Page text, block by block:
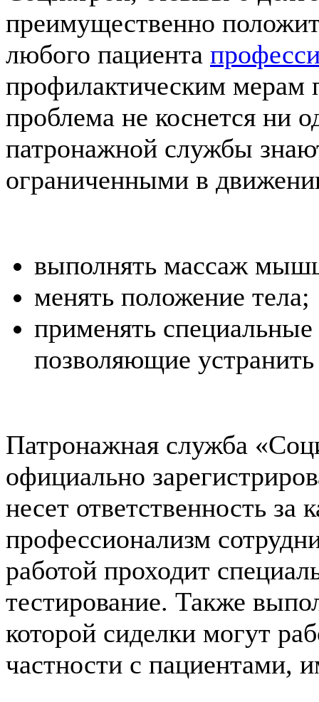
преимущественно
любого пациента
профилактическим мерам
проблема не коснется ни
патронажной службы
ограниченными в
выполнять массаж
менять положение тела;
применять
позволяющие
Патронажная служба
официально
несет ответственность за
профессионализм
работой проходит
тестирование. Также
которой сиделки могут
частности с пациентами,